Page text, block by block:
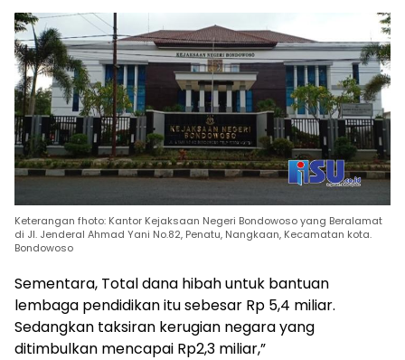
Keterangan fhoto: Kantor Kejaksaan Negeri Bondowoso yang Beralamat
di Jl. Jenderal Ahmad Yani No.82, Penatu, Nangkaan, Kecamatan kota.
Bondowoso
Sementara, Total dana hibah untuk bantuan
lembaga pendidikan itu sebesar Rp 5,4 miliar.
Sedangkan taksiran kerugian negara yang
ditimbulkan mencapai Rp2,3 miliar,”